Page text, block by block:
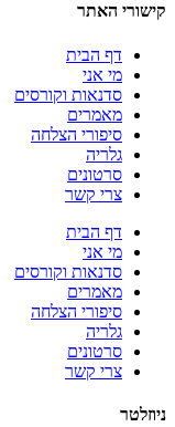
קישורי האתר
דף הבית
מי אני
סדנאות וקורסים
מאמרים
סיפורי הצלחה
גלריה
סרטונים
צרי קשר
דף הבית
מי אני
סדנאות וקורסים
מאמרים
סיפורי הצלחה
גלריה
סרטונים
צרי קשר
ניוזלטר